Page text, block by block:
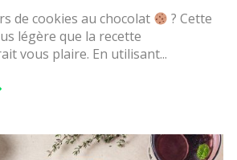
de cookies au chocolat
? Cette
légère que la recette
vous plaire. En utilisant...